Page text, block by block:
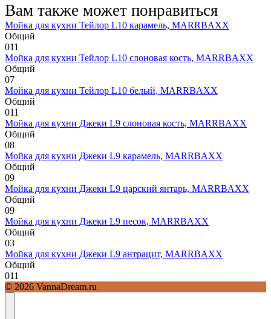
Вам также может понравиться
Мойка для кухни Тейлор L10 карамель, MARRBAXX
Общий
011
Мойка для кухни Тейлор L10 слоновая кость, MARRBAXX
Общий
07
Мойка для кухни Тейлор L10 белый, MARRBAXX
Общий
011
Мойка для кухни Джеки L9 слоновая кость, MARRBAXX
Общий
08
Мойка для кухни Джеки L9 карамель, MARRBAXX
Общий
09
Мойка для кухни Джеки L9 царский янтарь, MARRBAXX
Общий
09
Мойка для кухни Джеки L9 песок, MARRBAXX
Общий
03
Мойка для кухни Джеки L9 антрацит, MARRBAXX
Общий
011
© 2026 VannaDream.ru